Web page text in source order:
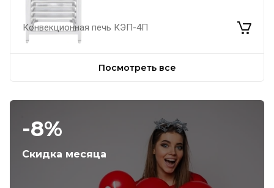
Конвекционная печь КЭП-4П
Посмотреть все
-8%
Скидка месяца